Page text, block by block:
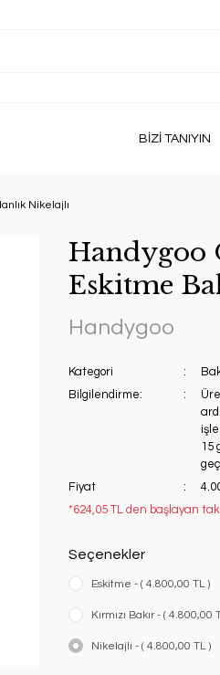
BİZİ TANIYIN
Nikelajlı
Handygoo
Eskitme
Handygoo
Kategori
Bilgilendirme:
15
Fiyat
*624,05 TL den başlayan
Seçenekler
Eskitme - ( 4.800,00 TL )
Kırmızı Bakır - ( 4.800,00
Nikelajlı - ( 4.800,00 TL )